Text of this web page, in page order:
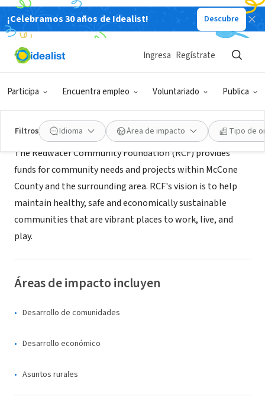
¡Celebramos 30 años de Idealist! Descubre
Participa Encuentra empleo Voluntariado Publica
Ingresa Regístrate
Filtros Idioma Área de impacto Tipo de
ORGANIZACIÓN SIN FIN DE LUCRO
Redwater Community Foundation
Acerca de
The Redwater Community Foundation (RCF) provides
funds for community needs and projects within McCone
County and the surrounding area. RCF's vision is to help
maintain healthy, safe and economically sustainable
communities that are vibrant places to work, live, and
play.
Áreas de impacto incluyen
Desarrollo de comunidades
Desarrollo económico
Asuntos rurales